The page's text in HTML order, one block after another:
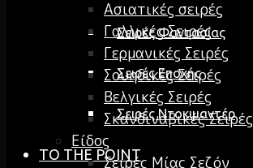
Σειρές Φαντασίας
Σειρές Εποχής
Σειρές Ντοκιμαντέρ
TO THE POINT
Ασιατικές σειρές
Γαλλικές Σειρές
Γερμανικές Σειρές
Σουηδικές Σειρές
Βελγικές Σειρές
Σκανδιναβικές Σειρές
Είδος
Σειρές Μίας Σεζόν